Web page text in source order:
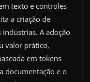
texto e controles
a criação de
A adoção
valor prático,
em tokens
documentação e o